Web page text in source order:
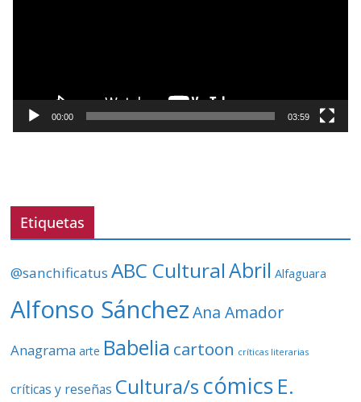
o
í
e
00:00 03:59
Etiquetas
@sanchificatus ABC CulturalAbril Alfaguara
Alfonso Sánchez Ana Amador
Anagrama arte Babelia cartoon críticas literarias
críticas y reseñas Cultura/s cómics E.